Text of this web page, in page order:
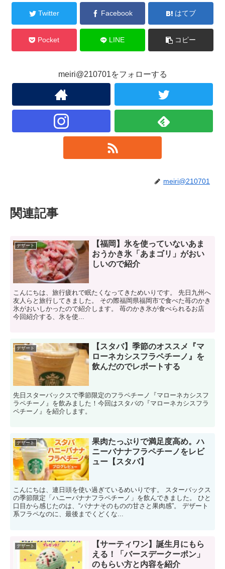
Twitter Facebook はてブ
Pocket LINE コピー
meiri@210701をフォローする
meiri@210701
関連記事
デザート
【福岡】氷を使っていないあま
おうかき氷「あまゴリ」がおい
しいので紹介
こんにちは、旅行疲れで眠たくなってきためいりです。 先日九州へ
友人らと旅行してきました。 その際福岡県福岡市で食べた苺のかき
氷がおいしかったので紹介します。 苺のかき氷が食べられるお店
今回紹介する、氷を使...
デザート
【スタバ】季節のオススメ『マ
ローネカシスフラペチーノ』を
飲んだのでレポートする
先日スターバックスで季節限定のフラペチーノ『マローネカシスフ
ラペチーノ』を飲みました！今回はスタバの『マローネカシスフラ
ペチーノ』を紹介します。
デザート
果肉たっぷりで満足度高め。ハ
ニーバナナフラペチーノをレビ
ュー【スタバ】
こんにちは、連日頭を使い過ぎているめいりです。 スターバックス
の季節限定「ハニーバナナフラペチーノ」を飲んできました。 ひと
口目から感じたのは、“バナナそのものの甘さと果肉感”。 デザート
系フラペなのに、最後までくどくな...
デザート
【サーティワン】誕生月にもら
える！「バースデークーポン」
のもらい方と内容を紹介